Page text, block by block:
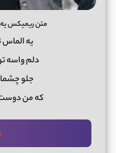
متن ریمیکس
یه
دلم واسه
جلو
که من